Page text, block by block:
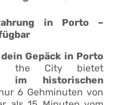
in Porto –
dein Gepäck in Porto
the City bietet
im historischen
6 Gehminuten von